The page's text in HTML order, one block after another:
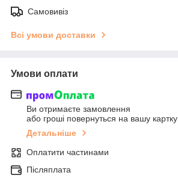
Самовивіз
Всі умови доставки
Умови оплати
Ви отримаєте замовлення
або гроші повернуться на вашу картку
Детальніше
Оплатити частинами
Післяплата